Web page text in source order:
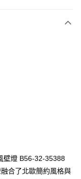
壁燈 B56-32-35388
合了北歐簡約風格與